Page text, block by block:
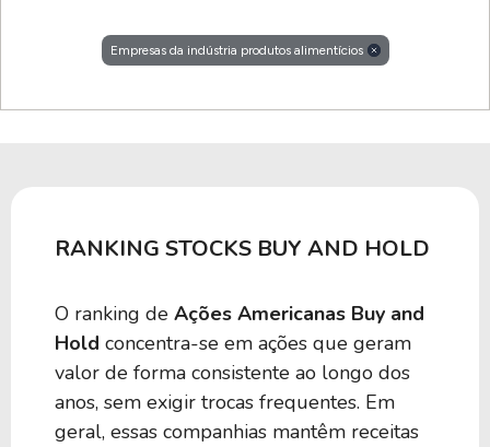
Empresas da indústria produtos alimentícios
RANKING STOCKS BUY AND HOLD
O ranking de Ações Americanas Buy and
Hold concentra-se em ações que geram
valor de forma consistente ao longo dos
anos, sem exigir trocas frequentes. Em
geral, essas companhias mantêm receitas